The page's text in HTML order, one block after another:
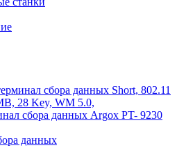
сбора данных Short, 802.11
28 Key, WM 5.0,
сбора данных Argox PT- 9230
данных